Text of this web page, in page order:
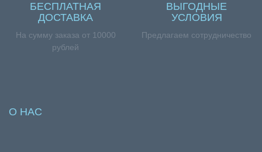
БЕСПЛАТНАЯ
ДОСТАВКА
На сумму заказа от 10000
рублей
ВЫГОДНЫЕ
УСЛОВИЯ
Предлагаем сотрудничество
О НАС